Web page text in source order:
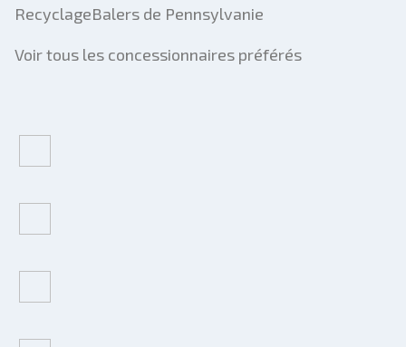
RecyclageBalers de Pennsylvanie
Voir tous les concessionnaires préférés